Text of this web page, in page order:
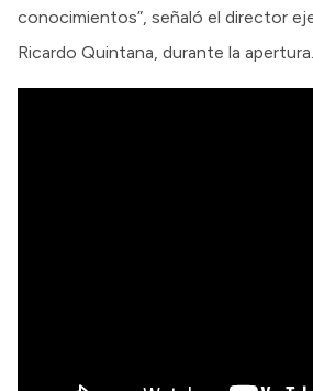
conocimientos”, señaló el director
Ricardo Quintana, durante la apertura.